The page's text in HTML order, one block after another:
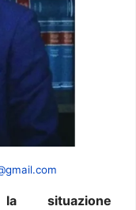
situazione